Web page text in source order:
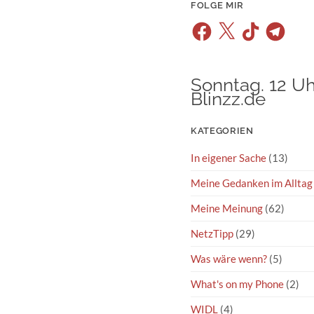
FOLGE MIR
Facebook
X TikTokTelegram
Sonntag. 12
Blinzz.de
KATEGORIEN
In eigener Sache (13)
Meine Gedanken im Alltag
Meine Meinung (62)
NetzTipp (29)
Was wäre wenn? (5)
What's on my Phone (2)
WIDL (4)